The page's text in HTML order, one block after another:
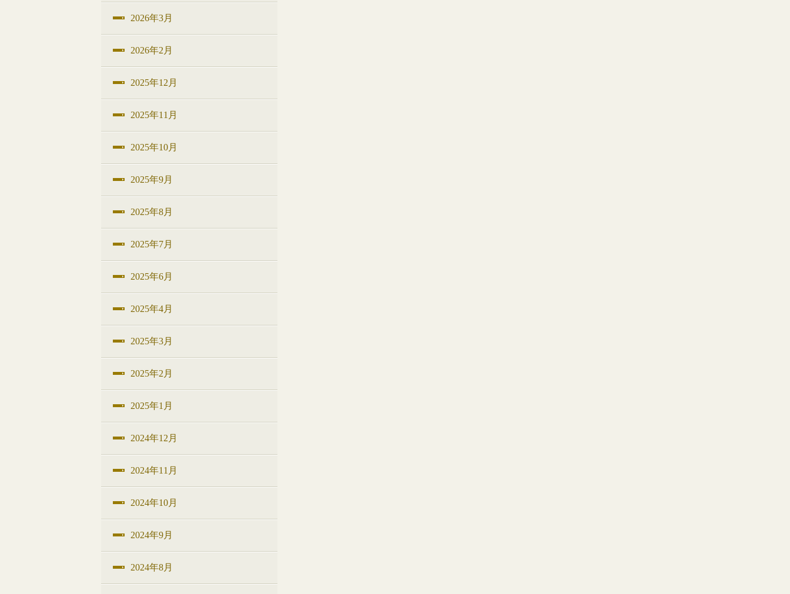
2026年3月
2026年2月
2025年12月
2025年11月
2025年10月
2025年9月
2025年8月
2025年7月
2025年6月
2025年4月
2025年3月
2025年2月
2025年1月
2024年12月
2024年11月
2024年10月
2024年9月
2024年8月